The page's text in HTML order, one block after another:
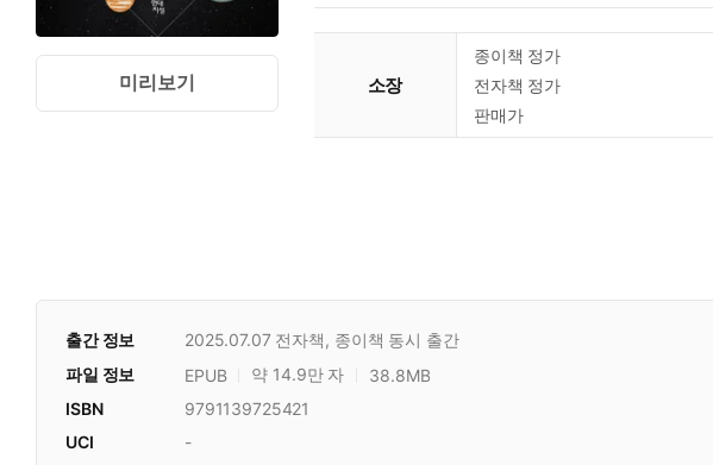
미리보기 소장
종이책 정가
전자책 정가
판매가
출간 정보 2025.07.07 전자책, 종이책 동시 출간
파일 정보
EPUB 약 14.9만 자 38.8MB
ISBN
9791139725421
UCI
-